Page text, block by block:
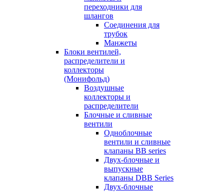
переходники для
шлангов
Соединения для
трубок
Манжеты
Блоки вентилей,
распределители и
коллекторы
(Монифольд)
Воздушные
коллекторы и
распределители
Блочные и сливные
вентили
Одноблочные
вентили и сливные
клапаны BB series
Двух-блочные и
выпускные
клапаны DBB Series
Двух-блочные